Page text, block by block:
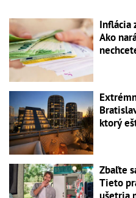
Inflácia
Ako
ktorý
Zbaľte
Tieto